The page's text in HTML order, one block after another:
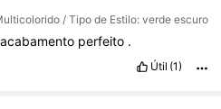
/ Tipo de Estilo: verde escuro
acabamento perfeito .
Útil (1)